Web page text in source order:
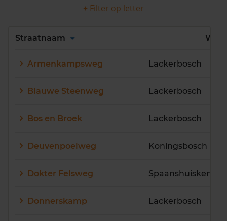
+ Filter op letter
Alles
Q
R S U
V
Straatnaam Wijk
Armenkampsweg Lackerbosch
Blauwe Steenweg Lackerbosch
Bos en Broek Lackerbosch
Deuvenpoelweg Koningsbosch
Dokter Felsweg Spaanshuisken
Donnerskamp Lackerbosch